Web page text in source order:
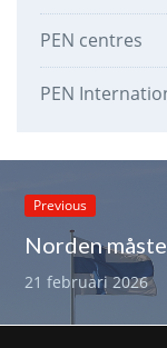
PEN centres
PEN
Previous
Norden
21 februari 2026